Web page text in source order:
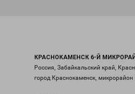
КРАСНОКАМЕНСК 6-Й
Россия, Забайкальский край,
город Краснокаменск, микрорайон